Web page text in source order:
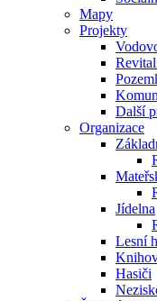
Mapy
Projekty
Další
Organizace
Jídelna
Lesní
Hasiči